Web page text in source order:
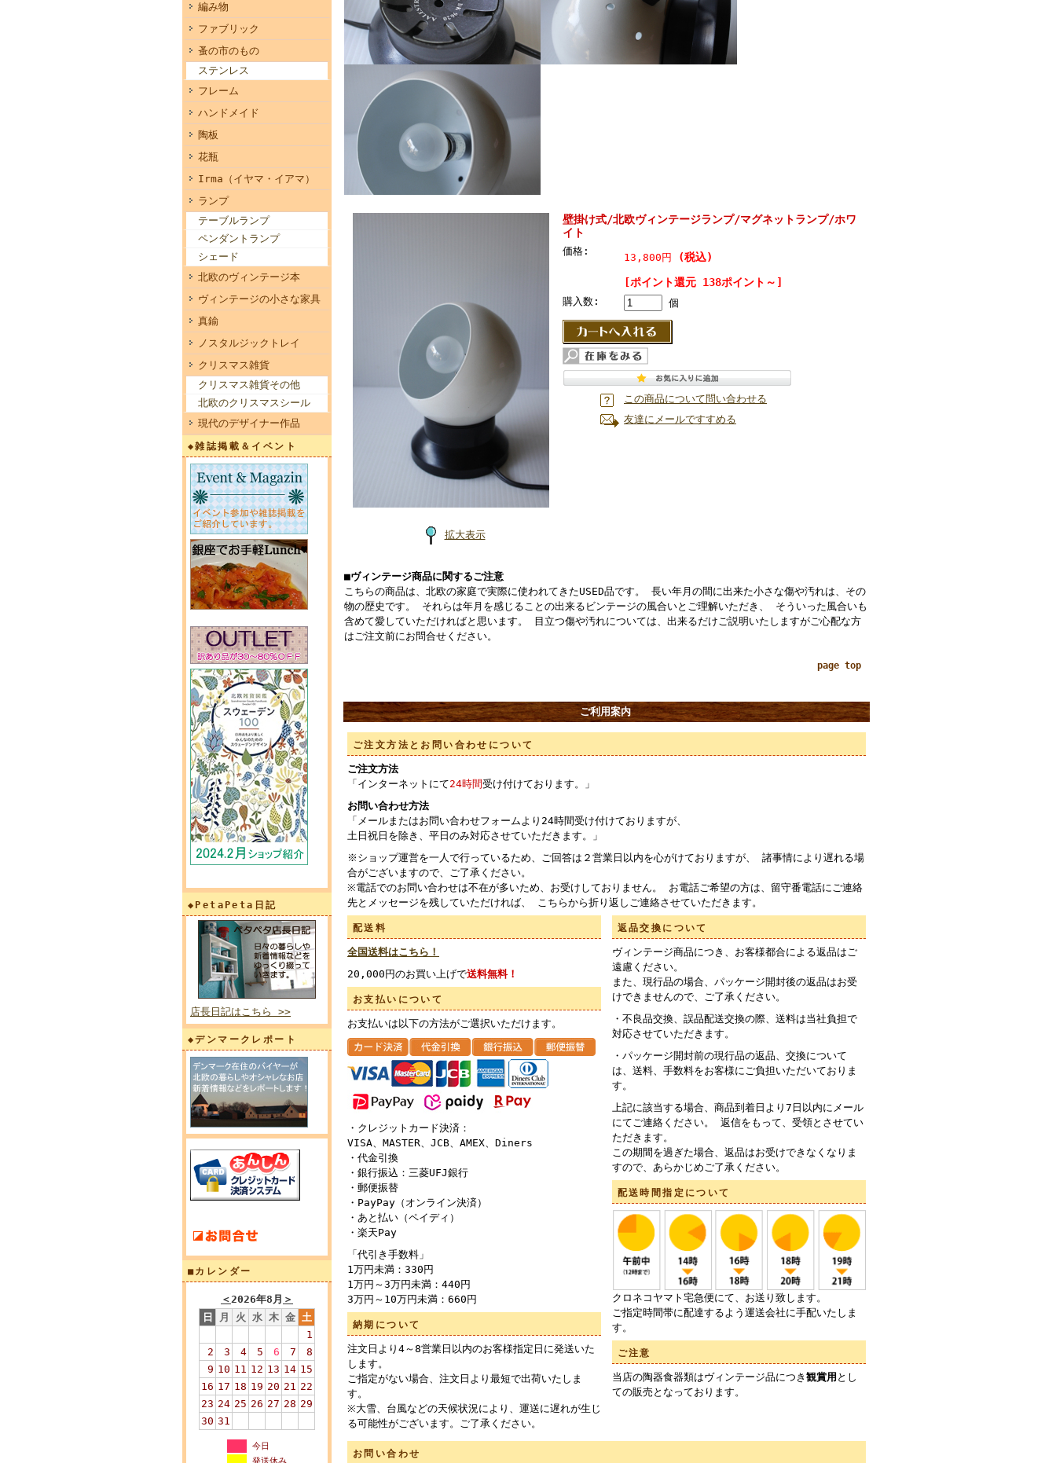
編み物
ファブリック
蚤の市のもの
ステンレス
フレーム
ハンドメイド
陶板
花瓶
Irma（イヤマ・イアマ）
ランプ
テーブルランプ
ペンダントランプ
シェード
北欧のヴィンテージ本
ヴィンテージの小さな家具
真鍮
ノスタルジックトレイ
クリスマス雑貨
クリスマス雑貨その他
北欧のクリスマスシール
現代のデザイナー作品
◆雑誌掲載＆イベント
◆PetaPeta日記
店長日記はこちら >>
◆デンマークレポート
■カレンダー
＜2026年8月 ＞
日
月 火 水 木 金 土
1
2
3 4 5 6 7
8
9 10 11 12 13 14 15
16 17 18 19 20 21 22
23 24 25 26 27 28 29
30 31
今日
拡大表示
壁掛け式/北欧ヴィンテージランプ/マグネットランプ/ホワ
イト
価格:
13,800円
(税込)
[ポイント還元 138ポイント～]
購入数: 個
この商品について問い合わせる
友達にメールですすめる
■ヴィンテージ商品に関するご注意
こちらの商品は、北欧の家庭で実際に使われてきたUSED品です。 長い年月の間に出来た小さな傷や汚れは、その
物の歴史です。 それらは年月を感じることの出来るビンテージの風合いとご理解いただき、 そういった風合いも
含めて愛していただければと思います。 目立つ傷や汚れについては、出来るだけご説明いたしますがご心配な方
はご注文前にお問合せください。
page top
ご利用案内
ご注文方法とお問い合わせについて
ご注文方法
「インターネットにて24時間受け付けております。」
お問い合わせ方法
「メールまたはお問い合わせフォームより24時間受け付けておりますが、
土日祝日を除き、平日のみ対応させていただきます。」
※ショップ運営を一人で行っているため、ご回答は２営業日以内を心がけておりますが、 諸事情により遅れる場
合がございますので、ご了承ください。
※電話でのお問い合わせは不在が多いため、お受けしておりません。 お電話ご希望の方は、留守番電話にご連絡
先とメッセージを残していただければ、 こちらから折り返しご連絡させていただきます。
配送料
全国送料はこちら！
20,000円のお買い上げで送料無料！
お支払いについて
お支払いは以下の方法がご選択いただけます。
・クレジットカード決済：
VISA、MASTER、JCB、AMEX、Diners
・代金引換
・銀行振込：三菱UFJ銀行
・郵便振替
・PayPay（オンライン決済）
・あと払い（ペイディ）
・楽天Pay
「代引き手数料」
1万円未満：330円
1万円～3万円未満：440円
3万円～10万円未満：660円
納期について
注文日より4～8営業日以内のお客様指定日に発送いた
します。
ご指定がない場合、注文日より最短で出荷いたしま
す。
※大雪、台風などの天候状況により、運送に遅れが生じ
る可能性がございます。ご了承ください。
返品交換について
ヴィンテージ商品につき、お客様都合による返品はご
遠慮ください。
また、現行品の場合、パッケージ開封後の返品はお受
けできませんので、ご了承ください。
・不良品交換、誤品配送交換の際、送料は当社負担で
対応させていただきます。
・パッケージ開封前の現行品の返品、交換について
は、送料、手数料をお客様にご負担いただいておりま
す。
上記に該当する場合、商品到着日より7日以内にメール
にてご連絡ください。 返信をもって、受領とさせてい
ただきます。
この期間を過ぎた場合、返品はお受けできなくなりま
すので、あらかじめご了承ください。
配送時間指定について
クロネコヤマト宅急便にて、お送り致します。
ご指定時間帯に配達するよう運送会社に手配いたしま
す。
ご注意
当店の陶器食器類はヴィンテージ品につき 観賞用 とし
ての販売となっております。
お問い合わせ